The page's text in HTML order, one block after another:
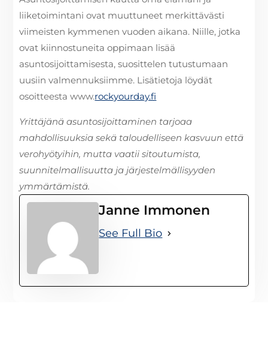
liiketoimintani ovat muuttuneet merkittävästi
viimeisten kymmenen vuoden aikana. Niille, jotka
ovat kiinnostuneita oppimaan lisää
asuntosijoittamisesta, suosittelen tutustumaan
uusiin valmennuksiimme. Lisätietoja löydät
osoitteesta www.rockyourday.fi
Yrittäjänä asuntosijoittaminen tarjoaa
mahdollisuuksia sekä taloudelliseen kasvuun että
verohyötyihin, mutta vaatii sitoutumista,
suunnitelmallisuutta ja järjestelmällisyyden
ymmärtämistä.
Janne Immonen
See Full Bio